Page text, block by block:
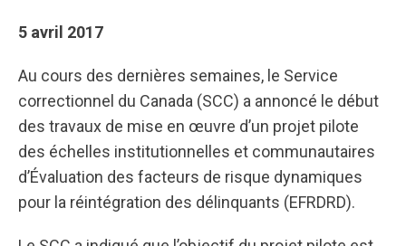
5 avril 2017
Au cours des dernières semaines, le Service
correctionnel du Canada (SCC) a annoncé le début
des travaux de mise en œuvre d’un projet pilote
des échelles institutionnelles et communautaires
d’Évaluation des facteurs de risque dynamiques
pour la réintégration des délinquants (EFRDRD).